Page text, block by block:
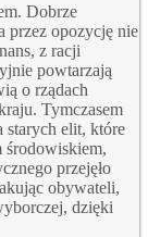
Dobrze
przez opozycję nie
z racji
powtarzają
o rządach
Tymczasem
starych elit, które
środowiskiem,
przejęło
obywateli,
dzięki